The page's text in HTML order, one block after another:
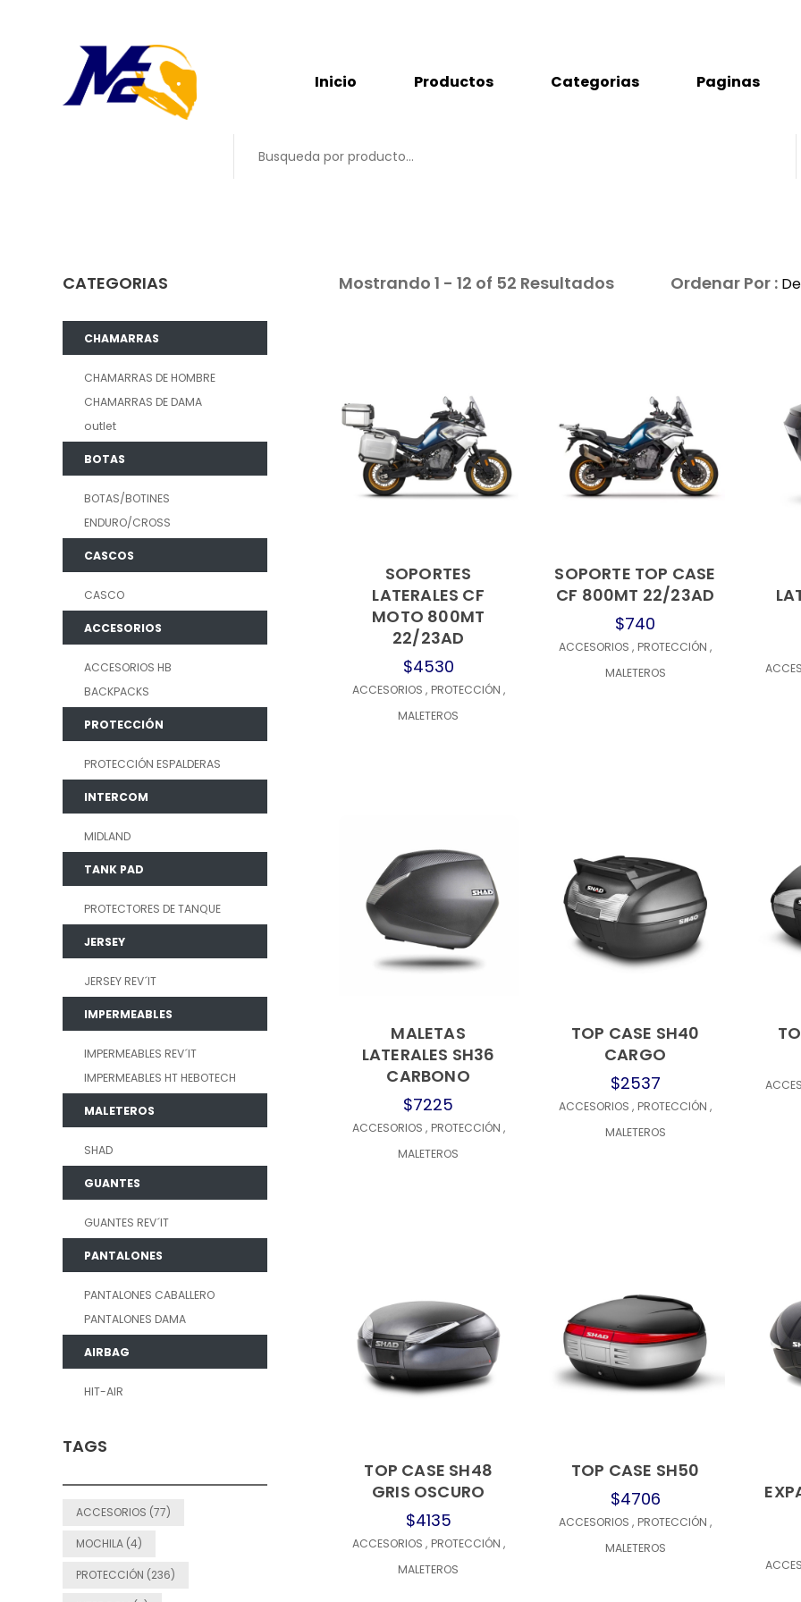
Inicio Productos Categorias Paginas
CATEGORIAS
CHAMARRAS
CHAMARRAS DE HOMBRE
CHAMARRAS DE DAMA
outlet
BOTAS
BOTAS/BOTINES
ENDURO/CROSS
CASCOS
CASCO
ACCESORIOS
ACCESORIOS HB
BACKPACKS
PROTECCIÓN
PROTECCIÓN ESPALDERAS
INTERCOM
MIDLAND
TANK PAD
PROTECTORES DE TANQUE
JERSEY
JERSEY REV´IT
IMPERMEABLES
IMPERMEABLES REV´IT
IMPERMEABLES HT HEBOTECH
MALETEROS
SHAD
GUANTES
GUANTES REV´IT
PANTALONES
PANTALONES CABALLERO
PANTALONES DAMA
AIRBAG
HIT-AIR
TAGS
ACCESORIOS (77)
MOCHILA (4)
PROTECCIÓN (236)
Mostrando 1 - 12 of 52 Resultados Ordenar Por :
SOPORTES
LATERALES CF
MOTO 800MT
22/23AD
$4530
ACCESORIOS , PROTECCIÓN ,
MALETEROS
SOPORTE TOP CASE
CF 800MT 22/23AD
$740
ACCESORIOS, PROTECCIÓN,
MALETEROS
MALETAS
LATERALES SH36
CARBONO
$7225
ACCESORIOS , PROTECCIÓN ,
MALETEROS
TOP CASE SH40
CARGO
$2537
ACCESORIOS, PROTECCIÓN,
MALETEROS
TOP CASE SH48
GRIS OSCURO
$4135
ACCESORIOS , PROTECCIÓN ,
MALETEROS
TOP CASE SH50
$4706
ACCESORIOS, PROTECCIÓN,
MALETEROS